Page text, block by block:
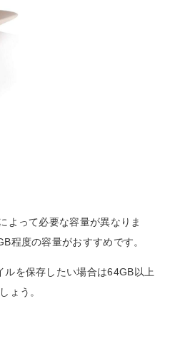
よって必要な容量が異なりま
程度の容量がおすすめです。
を保存したい場合は64GB以上
ょう。